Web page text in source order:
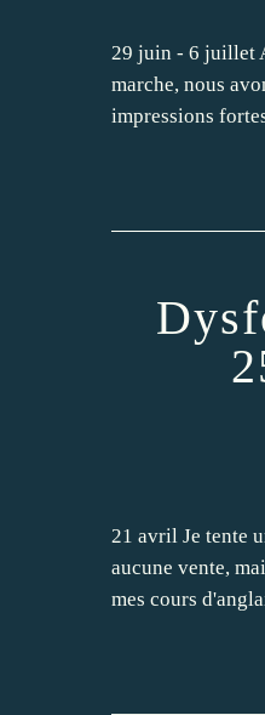
29 juin - 6 juillet
marche, nous
impressions
21 avril Je tente
aucune vente,
mes cours